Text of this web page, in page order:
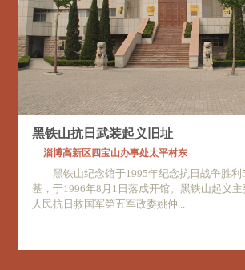
黑铁山抗日武装起义旧址
淄博高新区四宝山办事处太平村东
黑铁山纪念馆于1995年纪念抗日战争胜利
基，于1996年8月1日落成开馆。黑铁山起义
人民抗日救国军第五军政委姚仲...